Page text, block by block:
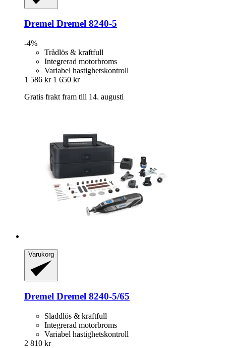
Dremel Dremel 8240-​5
-4%
Trådlös & kraftfull
Integrerad motorbroms
Variabel hastighetskontroll
1 586 kr 1 650 kr
Gratis frakt fram till 14. augusti
Varukorg
Dremel Dremel 8240-​5/65
Sladdlös & kraftfull
Integrerad motorbroms
Variabel hastighetskontroll
2 810 kr